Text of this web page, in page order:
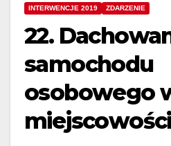
INTERWENCJE 2019 ZDARZENIE
22.
samochodu
osobowego